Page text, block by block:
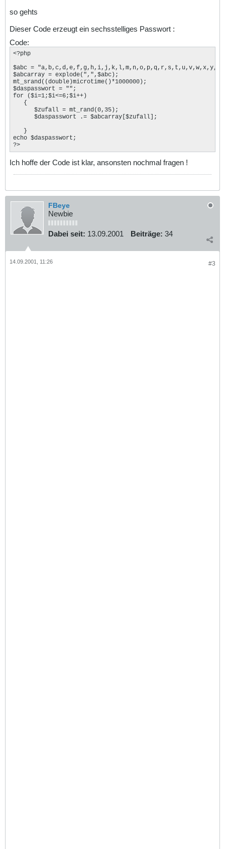
so gehts
Dieser Code erzeugt ein sechsstelliges Passwort :
Code:
<?php
$abc =
$abcarray = explode(",",$abc);
mt_srand((double)microtime()*1000000);
$daspasswort = "";
for ($i=1;$i<=6;$i++)
   {
      $zufall = mt_rand(0,35);
      $daspasswort .= $abcarray[$zufall];
   }
echo $daspasswort;
?>
Ich hoffe der Code ist klar, ansonsten nochmal fragen !
FBeye
Newbie
Dabei seit: 13.09.2001 Beiträge: 34
#3
14.09.2001, 11:26